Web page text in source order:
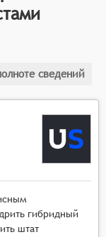
Соваре
сенсоров
средств с
и
от текущей
сведений
гибридный
штат